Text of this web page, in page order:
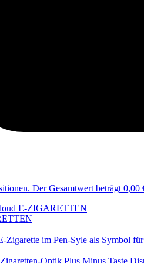
Der Gesamtwert beträgt 0,00
E-ZIGARETTEN